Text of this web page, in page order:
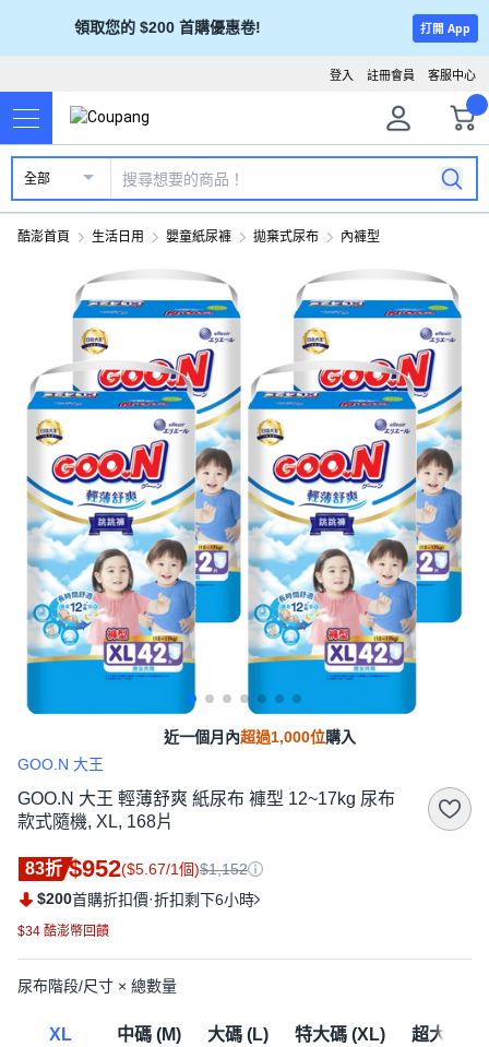
領取您的 $200 首購優惠卷! 打開 App
客服中心
註冊會員
登入
全部
酷澎首頁 生活日用 嬰童紙尿褲 拋棄式尿布 內褲型
近一個月內超過1,000位購入
GOO.N 大王
GOO.N 大王 輕薄舒爽 紙尿布 褲型 12~17kg 尿布
款式隨機, XL, 168片
83折 $952($5.67/1個)$1,152
$200首購折扣價·折扣剩下6小時
$34 酷澎幣回饋
尿布階段/尺寸 × 總數量
XL 中碼 (M) 大碼 (L) 特大碼 (XL) 超大碼